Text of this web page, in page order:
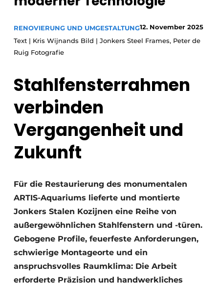
Datenschutz / Cookie-Erklärung
GeschichteMetadaten
Freie Stellen
Videos
Modularer Aufbau
RENOVIERUNG UND UMGESTALTUNG12. November 2025
Text | Kris Wijnands Bild | Jonkers Steel Frames, Peter de
Ruig Fotografie
Stahlfensterrahmen
verbinden
Vergangenheit und
Zukunft
Für die Restaurierung des monumentalen
ARTIS-Aquariums lieferte und montierte
Jonkers Stalen Kozijnen eine Reihe von
außergewöhnlichen Stahlfenstern und -türen.
Gebogene Profile, feuerfeste Anforderungen,
schwierige Montageorte und ein
anspruchsvolles Raumklima: Die Arbeit
erforderte Präzision und handwerkliches